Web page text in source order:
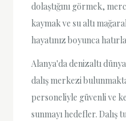
dolaştığını görmek,
kaymak ve su altı
hayatınız boyunca
Alanya'da denizaltı
dalış merkezi
personeliyle güvenli ve
sunmayı hedefler. Dalış